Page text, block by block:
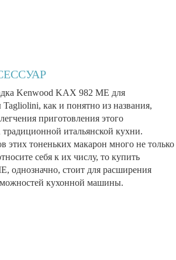
Kenwood KAX 982 ME для
как и понятно из названия,
приготовления этого
традиционной итальянской кухни.
этих тоненьких макарон много не только
себя к их числу, то купить
однозначно, стоит для расширения
кухонной машины.